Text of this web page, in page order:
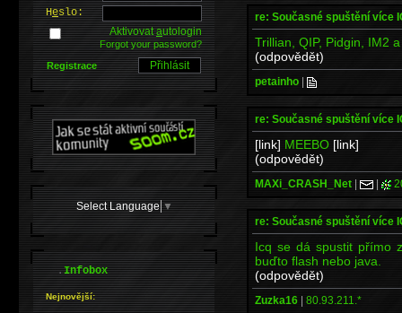
re: Současné spuštění více
Trillian, QIP, Pidgin, IM2
(odpovědět)
petainho |
re: Současné spuštění více
[link] MEEBO [link]
(odpovědět)
MAXi_CRASH_Net | |
re: Současné spuštění více
Icq se dá spustit přímo
buďto flash nebo java.
(odpovědět)
Zuzka16 | 80.93.211.*
Heslo:
Aktivovatautologin
Forgot your password?
Registrace
Select Language ▼
.Infobox
Nejnovější: